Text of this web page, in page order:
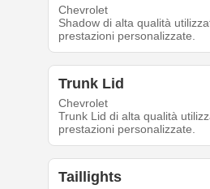
Chevrolet
Shadow di alta qualità
prestazioni personalizzate.
Trunk Lid
Chevrolet
Trunk Lid di alta qualità
prestazioni personalizzate.
Taillights